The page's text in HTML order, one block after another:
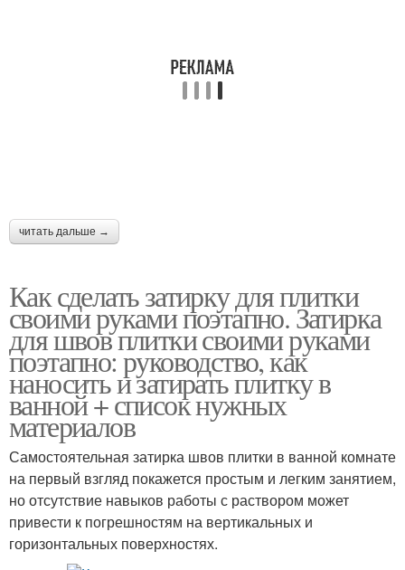
читать дальше →
Как сделать затирку для плитки
своими руками поэтапно. Затирка
для швов плитки своими руками
поэтапно: руководство, как
наносить и затирать плитку в
ванной + список нужных
материалов
Самостоятельная затирка швов плитки в ванной комнате
на первый взгляд покажется простым и легким занятием,
но отсутствие навыков работы с раствором может
привести к погрешностям на вертикальных и
горизонтальных поверхностях.